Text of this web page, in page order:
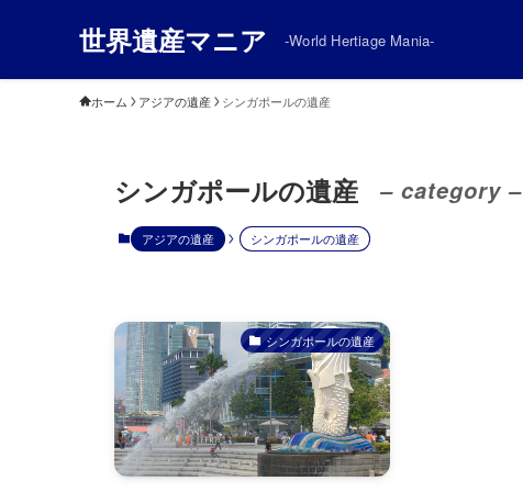
世界遺産マニア -World Hertiage Mania-
ホーム アジアの遺産 シンガポールの遺産
シンガポールの遺産 – category –
アジアの遺産 シンガポールの遺産
シンガポールの遺産